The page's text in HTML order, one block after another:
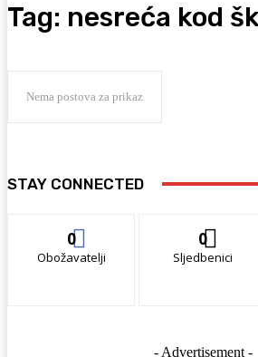
Tag: nesreća kod
Nema postova za prikaz
STAY CONNECTED
0
Obožavatelji
0
Sljedbenici
- Advertisement -